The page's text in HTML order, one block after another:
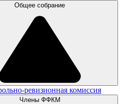
Общее собрание
ревизионная комиссия
Члены ФФКМ